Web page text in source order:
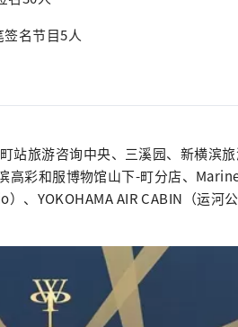
名节目5人
站旅游咨询中央、三溪园、新横滨
高彩和服博物馆山下-町分店、
、YOKOHAMA AIR CABIN（运河